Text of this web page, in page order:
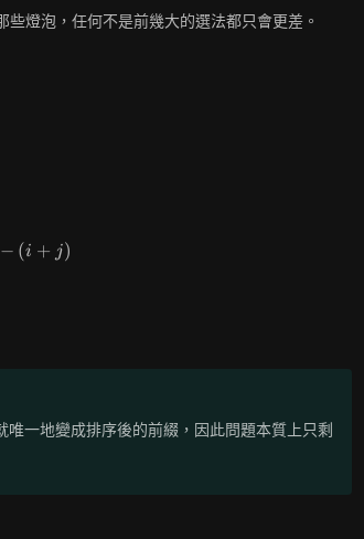
燈泡，任何不是前幾大的選法都只會更差。
(i+j)
− (i + j)
一地變成排序後的前綴，因此問題本質上只剩